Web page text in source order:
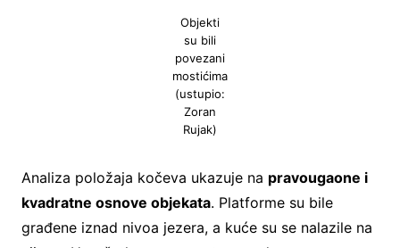
Objekti
su bili
povezani
mostićima
(ustupio:
Zoran
Rujak)
Analiza položaja kočeva ukazuje na pravougaone i
kvadratne osnove objekata. Platforme su bile
građene iznad nivoa jezera, a kuće su se nalazile na